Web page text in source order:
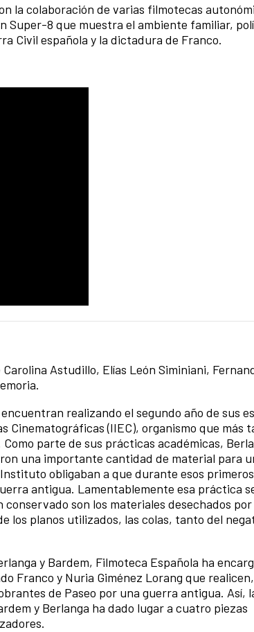
la colaboración de varias filmotecas
Super-8 que muestra el ambiente familiar,
Civil española y la dictadura de Franco.
Carolina Astudillo, Elías León Siminiani,
realizando el segundo año de sus
(IIEC), organismo que más
parte de sus prácticas académicas,
una importante cantidad de material para
obligaban a que durante esos
antigua. Lamentablemente esa práctica
son los materiales desechados por
los planos utilizados, las colas, tanto del
y Bardem, Filmoteca Española ha
Franco y Nuria Giménez Lorang que
de Paseo por una guerra antigua. Así,
y Berlanga ha dado lugar a cuatro piezas